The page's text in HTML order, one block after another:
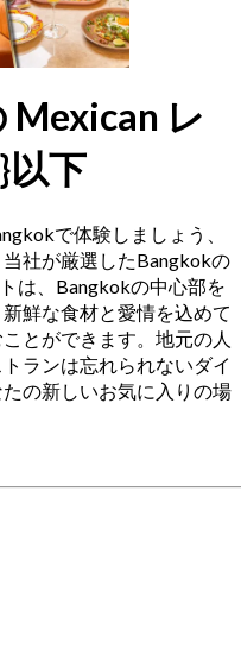
Mexican レ
以下
で体験しましょう、
社が厳選したBangkokの
は、Bangkokの中心部を
鮮な食材と愛情を込めて
とができます。地元の人
ランは忘れられないダイ
の新しいお気に入りの場